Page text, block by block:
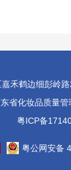
嘉禾鹤边细彭
省化妆品质量管
粤ICP备
粤公网安备